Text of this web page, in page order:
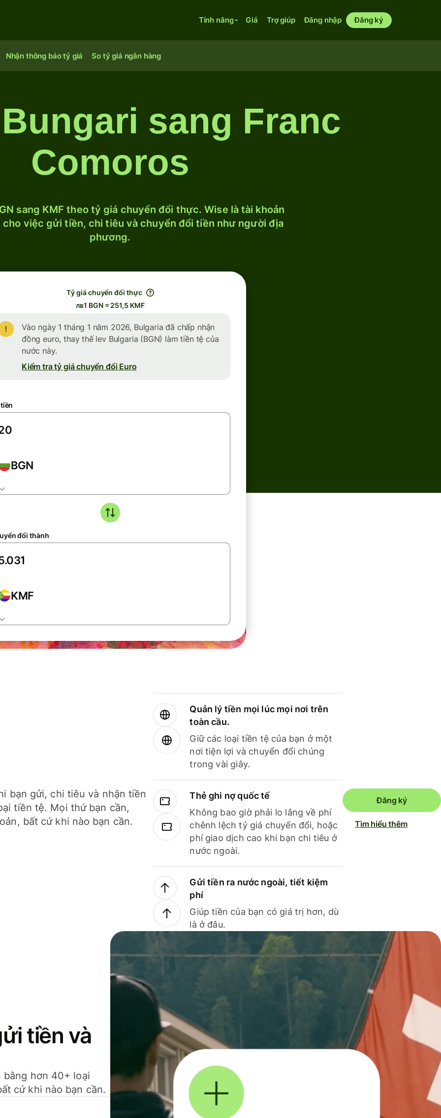
Tính năng Giá Trợ giúp Đăng nhập Đăng ký
Nhận thông báo tỷ giá So tỷ giá ngân hàng
sang Franc
Comoros
sang KMF theo tỷ giá chuyển đổi thực. Wise là tài khoản
việc gửi tiền, chi tiêu và chuyển đổi tiền như người địa
phương.
Tỷ giá chuyển đổi thực
лв1 BGN = 251,5 KMF
Vào ngày 1 tháng 1 năm 2026, Bulgaria đã chấp nhận
đồng euro, thay thế lev Bulgaria (BGN) làm tiền tệ của
nước này.
Kiểm tra tỷ giá chuyển đổi Euro
BGN
đổi thành
KMF
bạn gửi, chi tiêu và nhận tiền
tiền tệ. Mọi thứ bạn cần,
bất cứ khi nào bạn cần.
Quản lý tiền mọi lúc mọi nơi trên
toàn cầu.
Giữ các loại tiền tệ của bạn ở một
nơi tiện lợi và chuyển đổi chúng
trong vài giây.
Thẻ ghi nợ quốc tế
Không bao giờ phải lo lắng về phí
chênh lệch tỷ giá chuyển đổi, hoặc
phí giao dịch cao khi bạn chi tiêu ở
nước ngoài.
Gửi tiền ra nước ngoài, tiết kiệm
phí
Giúp tiền của bạn có giá trị hơn, dù
là ở đâu.
Đăng ký
Tìm hiểu thêm
tiền và
hơn 40+ loại
cứ khi nào bạn cần.